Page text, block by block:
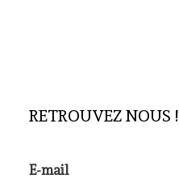
RETROUVEZ NOUS !
E-mail